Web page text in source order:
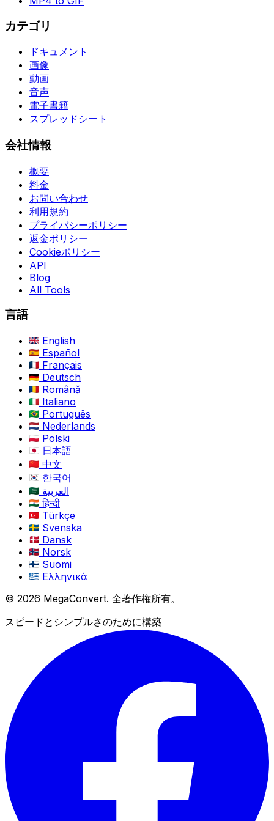
カテゴリ
ドキュメント
画像
動画
音声
電子書籍
スプレッドシート
会社情報
概要
料金
お問い合わせ
利用規約
プライバシーポリシー
返金ポリシー
Cookieポリシー
API
Blog
All Tools
言語
English
Español
Français
Deutsch
Română
Italiano
Português
Nederlands
Polski
日本語
中文
한국어
العربية
हिन्दी
Türkçe
Svenska
Dansk
Norsk
Suomi
Ελληνικά
© 2026 MegaConvert. 全著作権所有。
スピードとシンプルさのために構築